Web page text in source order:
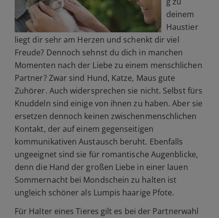
deinem
Haustier
liegt dir sehr am Herzen und schenkt dir viel
Freude? Dennoch sehnst du dich in manchen
Momenten nach der Liebe zu einem menschlichen
Partner? Zwar sind Hund, Katze, Maus gute
Zuhörer. Auch widersprechen sie nicht. Selbst fürs
Knuddeln sind einige von ihnen zu haben. Aber sie
ersetzen dennoch keinen zwischenmenschlichen
Kontakt, der auf einem gegenseitigen
kommunikativen Austausch beruht. Ebenfalls
ungeeignet sind sie für romantische Augenblicke,
denn die Hand der großen Liebe in einer lauen
Sommernacht bei Mondschein zu halten ist
ungleich schöner als Lumpis haarige Pfote.
Für Halter eines Tieres gilt es bei der Partnerwahl